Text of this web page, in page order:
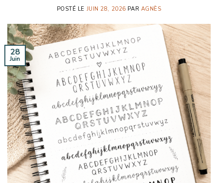
POSTÉ LE JUIN 28, 2026 PAR AGNÈS
28
Juin